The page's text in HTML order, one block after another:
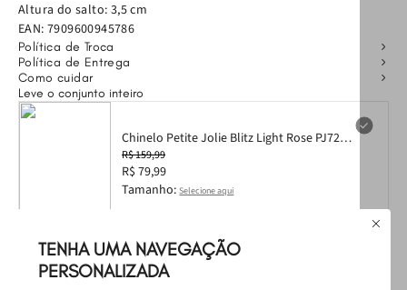
TENHA UMA NAVEGAÇÃO
PERSONALIZADA
Altura do salto: 3,5 cm
EAN: 7909600945786
Política de Troca
Política de Entrega
Como cuidar
Leve o conjunto inteiro
Chinelo Petite Jolie Blitz Light Rose PJ7278
33-4
R$ 159,99
R$ 79,99
Tamanho: Selecione aqui